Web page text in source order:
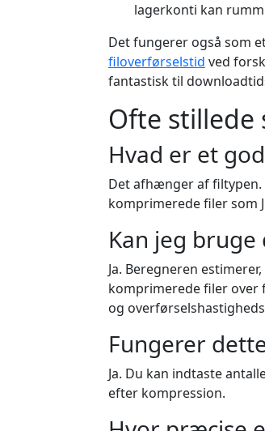
lagerkonti kan
Det fungerer også som
filoverførselstid ved
fantastisk til
Ofte stillede
Hvad er et
Det afhænger af filtypen.
komprimerede filer som
Kan jeg
Ja. Beregneren
komprimerede filer
og
Fungerer
Ja. Du kan indtaste
efter kompression.